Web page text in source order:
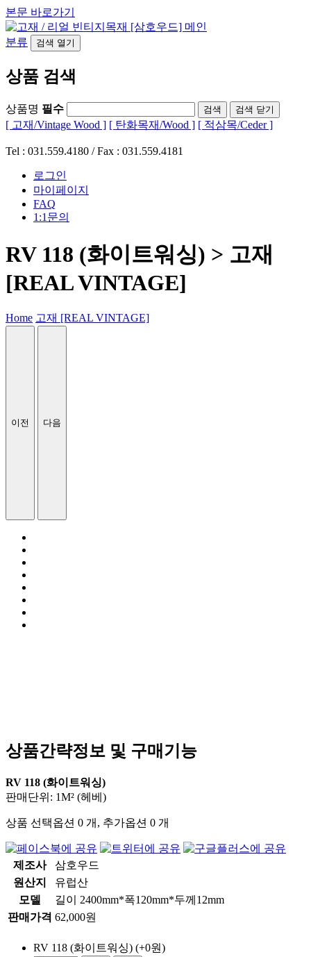
본문 바로가기
분류 검색 열기
상품 검색
상품명 필수 검색 닫기
[ 고재/Vintage Wood ] [ 탄화목재/Wood ] [ 적삼목/Ceder ]
Tel : 031.559.4180 / Fax : 031.559.4181
로그인
마이페이지
FAQ
1:1문의
RV 118 (화이트워싱) > 고재
[REAL VINTAGE]
Home 고재 [REAL VINTAGE]
이전 다음
상품간략정보 및 구매기능
RV 118 (화이트워싱)
판매단위: 1M² (헤베)
상품 선택옵션 0 개, 추가옵션 0 개
제조사
삼호우드
원산지
유럽산
모델
길이 2400mm*폭120mm*두께12mm
판매가격 62,000원
RV 118 (화이트워싱) (+0원)